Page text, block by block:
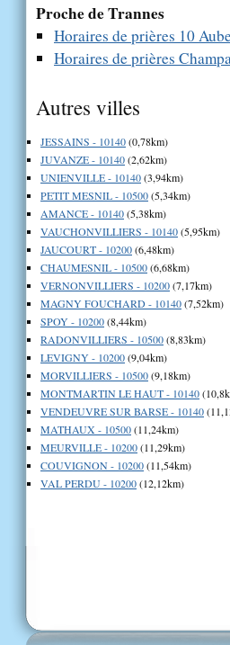
Proche de Trannes
Horaires de prières 10
Horaires de prières
Autres villes
JESSAINS - 10140(0,78km)
JUVANZE - 10140(2,62km)
UNIENVILLE - 10140(3,94km)
PETIT MESNIL - 10500(5,34km)
AMANCE - 10140(5,38km)
VAUCHONVILLIERS - 10140(5,95km)
JAUCOURT - 10200(6,48km)
CHAUMESNIL - 10500(6,68km)
VERNONVILLIERS - 10200(7,17km)
MAGNY FOUCHARD - 10140(7,52km)
SPOY - 10200(8,44km)
RADONVILLIERS - 10500(8,83km)
LEVIGNY - 10200(9,04km)
MORVILLIERS - 10500(9,18km)
MONTMARTIN LE HAUT - 10140
VENDEUVRE SUR BARSE - 10140
MATHAUX - 10500(11,24km)
MEURVILLE - 10200(11,29km)
COUVIGNON - 10200(11,54km)
VAL PERDU - 10200(12,12km)